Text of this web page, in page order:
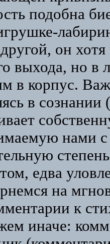
подобна
он
выхода, но в
в корпус.
в
нами с
едва
на
к
иначе: